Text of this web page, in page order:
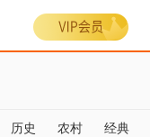
历史 农村 经典